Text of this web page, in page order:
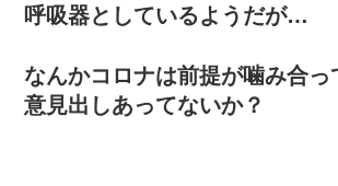
呼吸器としているようだが…
なんかコロナは前提が噛み合っ
意見出しあってないか？